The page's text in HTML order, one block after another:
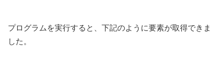
プログラムを実行すると、下記のように要素が取得できま
した。